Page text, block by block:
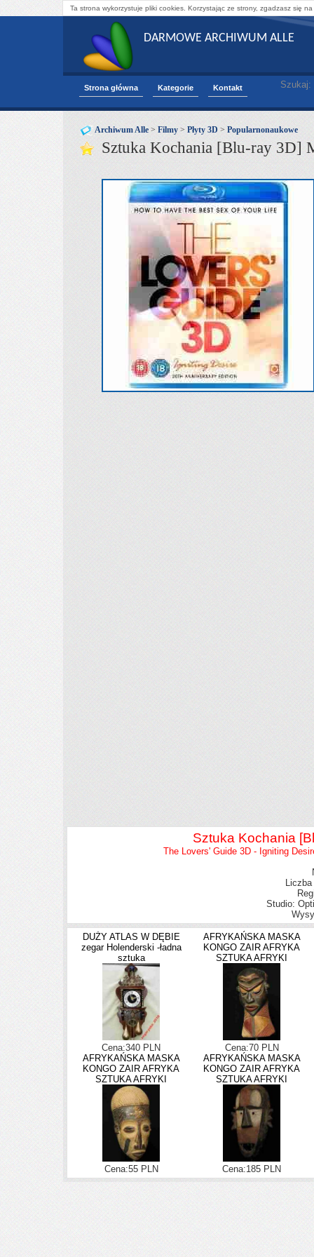
Ta strona wykorzystuje pliki cookies. Korzystając ze strony, zgadzasz się
DARMOWE ARCHIWUM ALLE
Strona główna Kategorie Kontakt Szukaj:
Archiwum Alle > Filmy > Płyty 3D > Popularnonaukowe
Sztuka Kochania [Blu-ray 3D]
Sztuka Kochania
The Lovers' Guide 3D - Igniting
Studio:
DUŻY ATLAS W DĘBIE
zegar Holenderski -ładna
sztuka
Cena:340 PLN
AFRYKAŃSKA MASKA
KONGO ZAIR AFRYKA
SZTUKA AFRYKI
Cena:70 PLN
AFRYKAŃSKA MASKA
KONGO ZAIR AFRYKA
SZTUKA AFRYKI
Cena:55 PLN
AFRYKAŃSKA MASKA
KONGO ZAIR AFRYKA
SZTUKA AFRYKI
Cena:185 PLN